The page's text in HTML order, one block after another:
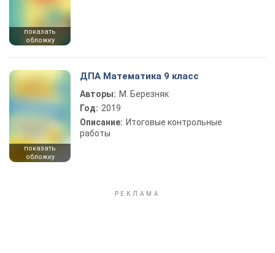
показать
обложку
показать
обложку
ДПА Математика 9 класс
Авторы: М. Березняк
Год: 2019
Описание: Итоговые контрольные
работы